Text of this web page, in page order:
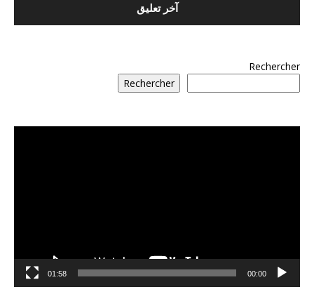
Rechercher
Rechercher
00:00
01:58